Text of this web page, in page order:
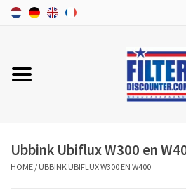
Home
PROBIOTICA ONDERHOUD
Ubbink Ubiflux W300 en
HOME / UBBINK UBIFLUX W300 EN W400